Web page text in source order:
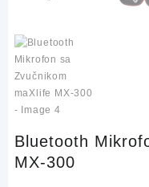
Bluetooth
MX-300